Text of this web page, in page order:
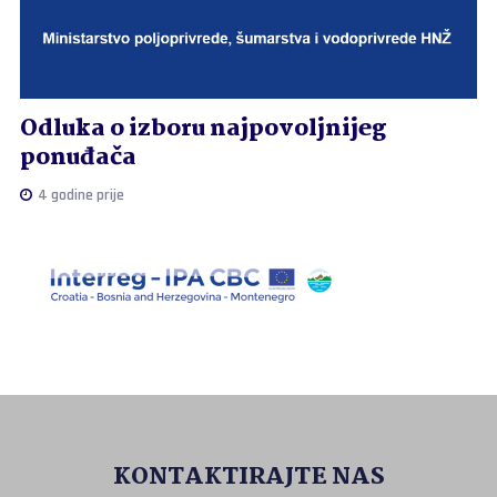
Odluka o izboru najpovoljnijeg
ponuđača
4 godine prije
KONTAKTIRAJTE NAS